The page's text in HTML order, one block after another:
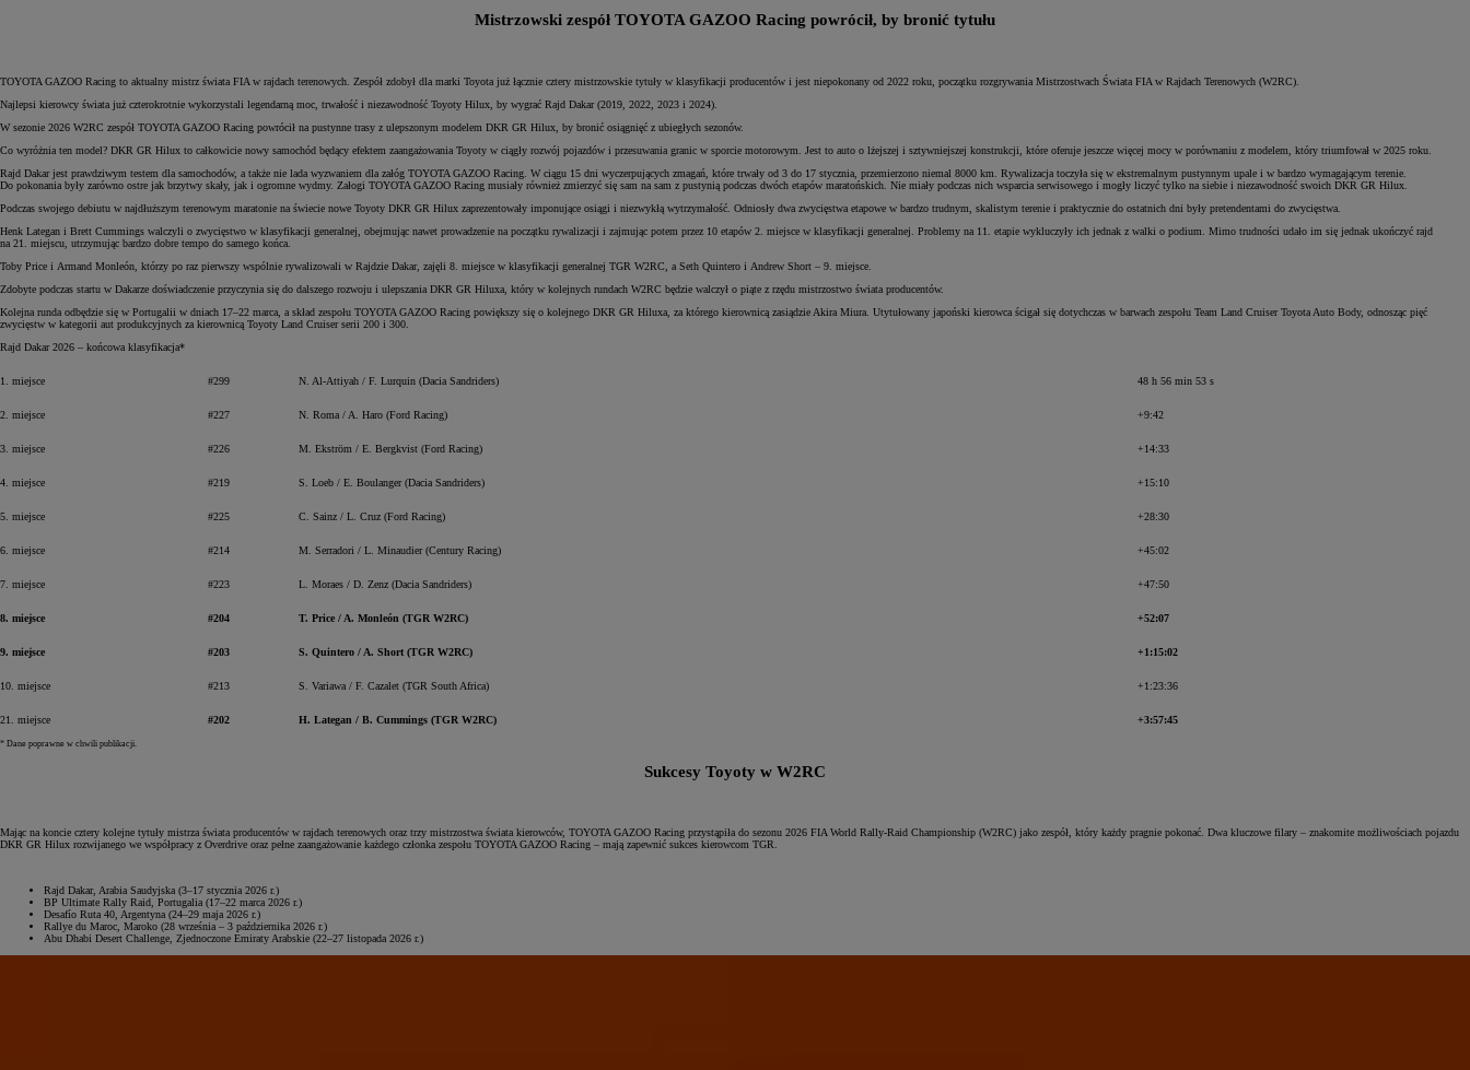
Yaris Cross
Mistrzowski zespół TOYOTA GAZOO Racing powrócił, by bronić tytułu
TOYOTA GAZOO Racing to aktualny mistrz świata FIA w rajdach terenowych. Zespół zdobył dla marki Toyota już łącznie cztery mistrzowskie tytuły w klasyfikacji producentów i jest niepokonany od 2022 roku, początku rozgrywania Mistrzostwach Świata FIA w Rajdach Terenowych (W2RC).
Najlepsi kierowcy świata już czterokrotnie wykorzystali legendarną moc, trwałość i niezawodność Toyoty Hilux, by wygrać Rajd Dakar (2019, 2022, 2023 i 2024).
W sezonie 2026 W2RC zespół TOYOTA GAZOO Racing powrócił na pustynne trasy z ulepszonym modelem DKR GR Hilux, by bronić osiągnięć z ubiegłych sezonów.
Co wyróżnia ten model? DKR GR Hilux to całkowicie nowy samochód będący efektem zaangażowania Toyoty w ciągły rozwój pojazdów i przesuwania granic w sporcie motorowym. Jest to auto o lżejszej i sztywniejszej konstrukcji, które oferuje jeszcze więcej mocy w porównaniu z modelem, który triumfował w 2025 roku.
Rajd Dakar jest prawdziwym testem dla samochodów, a także nie lada wyzwaniem dla załóg TOYOTA GAZOO Racing. W ciągu 15 dni wyczerpujących zmagań, które trwały od 3 do 17 stycznia, przemierzono niemal 8000 km. Rywalizacja toczyła się w ekstremalnym pustynnym upale i w bardzo wymagającym terenie.
Do pokonania były zarówno ostre jak brzytwy skały, jak i ogromne wydmy. Załogi TOYOTA GAZOO Racing musiały również zmierzyć się sam na sam z pustynią podczas dwóch etapów maratońskich. Nie miały podczas nich wsparcia serwisowego i mogły liczyć tylko na siebie i niezawodność swoich DKR GR Hilux.
Podczas swojego debiutu w najdłuższym terenowym maratonie na świecie nowe Toyoty DKR GR Hilux zaprezentowały imponujące osiągi i niezwykłą wytrzymałość. Odniosły dwa zwycięstwa etapowe w bardzo trudnym, skalistym terenie i praktycznie do ostatnich dni były pretendentami do zwycięstwa.
Henk Lategan i Brett Cummings walczyli o zwycięstwo w klasyfikacji generalnej, obejmując nawet prowadzenie na początku rywalizacji i zajmując potem przez 10 etapów 2. miejsce w klasyfikacji generalnej. Problemy na 11. etapie wykluczyły ich jednak z walki o podium. Mimo trudności udało im się jednak ukończyć rajd
na 21. miejscu, utrzymując bardzo dobre tempo do samego końca.
Toby Price i Armand Monleón, którzy po raz pierwszy wspólnie rywalizowali w Rajdzie Dakar, zajęli 8. miejsce w klasyfikacji generalnej TGR W2RC, a Seth Quintero i Andrew Short – 9. miejsce.
Zdobyte podczas startu w Dakarze doświadczenie przyczynia się do dalszego rozwoju i ulepszania DKR GR Hiluxa, który w kolejnych rundach W2RC będzie walczył o piąte z rzędu mistrzostwo świata producentów.
Kolejna runda odbędzie się w Portugalii w dniach 17–22 marca, a skład zespołu TOYOTA GAZOO Racing powiększy się o kolejnego DKR GR Hiluxa, za którego kierownicą zasiądzie Akira Miura. Utytułowany japoński kierowca ścigał się dotychczas w barwach zespołu Team Land Cruiser Toyota Auto Body, odnosząc pięć
zwycięstw w kategorii aut produkcyjnych za kierownicą Toyoty Land Cruiser serii 200 i 300.
Rajd Dakar 2026 – końcowa klasyfikacja*
1. miejsce #299 N. Al-Attiyah / F. Lurquin (Dacia Sandriders) 48 h 56 min 53 s
2. miejsce #227 N. Roma / A. Haro (Ford Racing) +9:42
3. miejsce #226 M. Ekström / E. Bergkvist (Ford Racing) +14:33
4. miejsce #219 S. Loeb / E. Boulanger (Dacia Sandriders) +15:10
5. miejsce #225 C. Sainz / L. Cruz (Ford Racing) +28:30
6. miejsce #214 M. Serradori / L. Minaudier (Century Racing) +45:02
7. miejsce #223 L. Moraes / D. Zenz (Dacia Sandriders) +47:50
8. miejsce #204 T. Price / A. Monleón (TGR W2RC) +52:07
9. miejsce #203 S. Quintero / A. Short (TGR W2RC) +1:15:02
10. miejsce #213 S. Variawa / F. Cazalet (TGR South Africa) +1:23:36
21. miejsce #202 H. Lategan / B. Cummings (TGR W2RC) +3:57:45
* Dane poprawne w chwili publikacji.
Sukcesy Toyoty w W2RC
Mając na koncie cztery kolejne tytuły mistrza świata producentów w rajdach terenowych oraz trzy mistrzostwa świata kierowców, TOYOTA GAZOO Racing przystąpiła do sezonu 2026 FIA World Rally-Raid Championship (W2RC) jako zespół, który każdy pragnie pokonać. Dwa kluczowe filary – znakomite możliwościach pojazdu
DKR GR Hilux rozwijanego we współpracy z Overdrive oraz pełne zaangażowanie każdego członka zespołu TOYOTA GAZOO Racing – mają zapewnić sukces kierowcom TGR.
Rajd Dakar, Arabia Saudyjska (3–17 stycznia 2026 r.)
BP Ultimate Rally Raid, Portugalia (17–22 marca 2026 r.)
Desafío Ruta 40, Argentyna (24–29 maja 2026 r.)
Rallye du Maroc, Maroko (28 września – 3 października 2026 r.)
Abu Dhabi Desert Challenge, Zjednoczone Emiraty Arabskie (22–27 listopada 2026 r.)